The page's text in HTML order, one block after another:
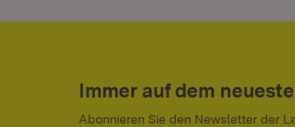
Immer auf dem
Abonnieren Sie den Newsletter der